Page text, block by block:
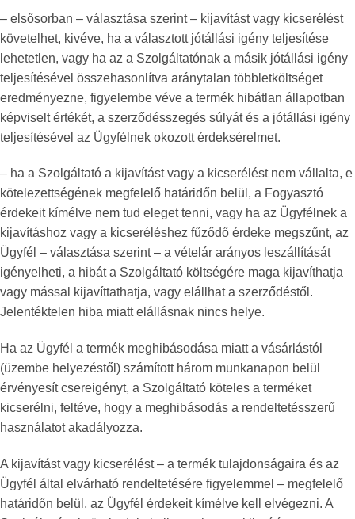
– elsősorban – választása szerint – kijavítást vagy kicserélést
követelhet, kivéve, ha a választott jótállási igény teljesítése
lehetetlen, vagy ha az a Szolgáltatónak a másik jótállási igény
teljesítésével összehasonlítva aránytalan többletköltséget
eredményezne, figyelembe véve a termék hibátlan állapotban
képviselt értékét, a szerződésszegés súlyát és a jótállási igény
teljesítésével az Ügyfélnek okozott érdeksérelmet.
– ha a Szolgáltató a kijavítást vagy a kicserélést nem vállalta, e
kötelezettségének megfelelő határidőn belül, a Fogyasztó
érdekeit kímélve nem tud eleget tenni, vagy ha az Ügyfélnek a
kijavításhoz vagy a kicseréléshez fűződő érdeke megszűnt, az
Ügyfél – választása szerint – a vételár arányos leszállítását
igényelheti, a hibát a Szolgáltató költségére maga kijavíthatja
vagy mással kijavíttathatja, vagy elállhat a szerződéstől.
Jelentéktelen hiba miatt elállásnak nincs helye.
Ha az Ügyfél a termék meghibásodása miatt a vásárlástól
(üzembe helyezéstől) számított három munkanapon belül
érvényesít csereigényt, a Szolgáltató köteles a terméket
kicserélni, feltéve, hogy a meghibásodás a rendeltetésszerű
használatot akadályozza.
A kijavítást vagy kicserélést – a termék tulajdonságaira és az
Ügyfél által elvárható rendeltetésére figyelemmel – megfelelő
határidőn belül, az Ügyfél érdekeit kímélve kell elvégezni. A